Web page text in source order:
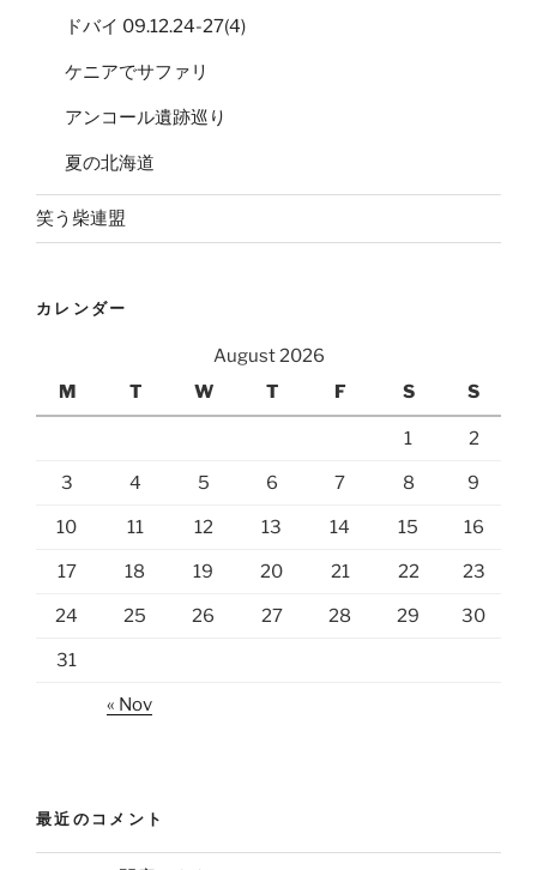
ドバイ 09.12.24-27(4)
ケニアでサファリ
アンコール遺跡巡り
夏の北海道
笑う柴連盟
カレンダー
August 2026
M
T W T F S S
1 2
3 4 5 6 7 8 9
10 11 12 13 14 15 16
17 18 19 20 21 22 23
24 25 26 27 28 29 30
31
« Nov
最近のコメント